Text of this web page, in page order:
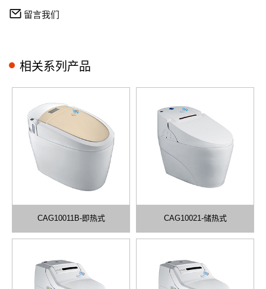
留言我们
相关系列产品
CAG10011B-即热式 CAG10021-储热式